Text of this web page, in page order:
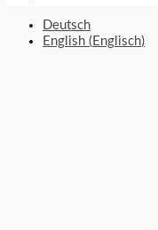
Deutsch
English ( Englisch)